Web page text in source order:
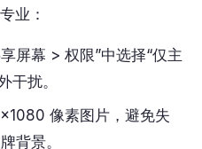
业：
屏幕 > 权限”中选择“仅主
干扰。
像素图片，避免失
背景。